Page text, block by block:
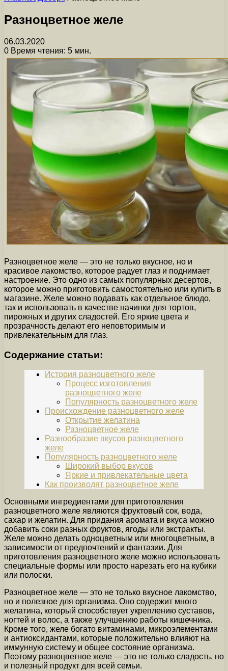
Разноцветное желе
06.03.2020
0 Время чтения: 5 мин.
Разноцветное желе — это не только вкусное, но и
красивое лакомство, которое радует глаз и поднимает
настроение. Это одно из самых популярных десертов,
которое можно приготовить самостоятельно или купить в
магазине. Желе можно подавать как отдельное блюдо,
так и использовать в качестве начинки для тортов,
пирожных и других сладостей. Его яркие цвета и
прозрачность делают его неповторимым и
привлекательным для глаз.
Содержание статьи:
История разноцветного желе
Процесс изготовления
разноцветного желе
Популярность разноцветного желе
Происхождение разноцветного желе
Открытие желатина
Разноцветное желе
Разнообразие вкусов разноцветного
желе
Популярность разноцветного желе
Широкий выбор вкусов
Яркие и привлекательные цвета
Как производят разноцветное желе
Основными ингредиентами для приготовления
разноцветного желе являются фруктовый сок, вода,
сахар и желатин. Для придания аромата и вкуса можно
добавить соки разных фруктов, ягоды или экстракты.
Желе можно делать одноцветным или многоцветным, в
зависимости от предпочтений и фантазии. Для
приготовления разноцветного желе можно использовать
специальные формы или просто нарезать его на кубики
или полоски.
Разноцветное желе — это не только вкусное лакомство,
но и полезное для организма. Оно содержит много
желатина, который способствует укреплению суставов,
ногтей и волос, а также улучшению работы кишечника.
Кроме того, желе богато витаминами, микроэлементами
и антиоксидантами, которые положительно влияют на
иммунную систему и общее состояние организма.
Поэтому разноцветное желе — это не только сладость, но
и полезный продукт для всей семьи.